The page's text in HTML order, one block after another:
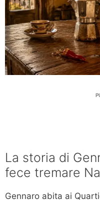
La storia di
fece tremare
Gennaro abita ai